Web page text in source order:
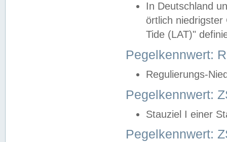
In Deutschland
örtlich
Tide (LAT)"
Pegelkennwert:
Regulierungs-
Pegelkennwert:
Stauziel I einer
Pegelkennwert: